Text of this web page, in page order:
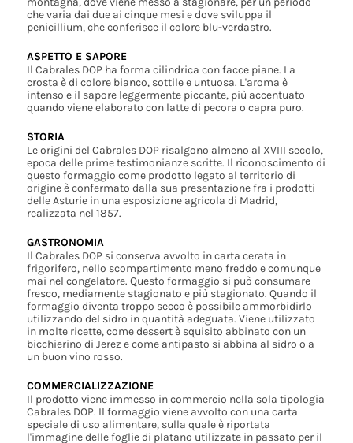
che varia dai due ai cinque mesi e dove sviluppa il
penicillium, che conferisce il colore blu-verdastro.
ASPETTO E SAPORE
Il Cabrales DOP ha forma cilindrica con facce piane. La
crosta è di colore bianco, sottile e untuosa. L'aroma è
intenso e il sapore leggermente piccante, più accentuato
quando viene elaborato con latte di pecora o capra puro.
STORIA
Le origini del Cabrales DOP risalgono almeno al XVIII secolo,
epoca delle prime testimonianze scritte. Il riconoscimento di
questo formaggio come prodotto legato al territorio di
origine è confermato dalla sua presentazione fra i prodotti
delle Asturie in una esposizione agricola di Madrid,
realizzata nel 1857.
GASTRONOMIA
Il Cabrales DOP si conserva avvolto in carta cerata in
frigorifero, nello scompartimento meno freddo e comunque
mai nel congelatore. Questo formaggio si può consumare
fresco, mediamente stagionato e più stagionato. Quando il
formaggio diventa troppo secco è possibile ammorbidirlo
utilizzando del sidro in quantità adeguata. Viene utilizzato
in molte ricette, come dessert è squisito abbinato con un
bicchierino di Jerez e come antipasto si abbina al sidro o a
un buon vino rosso.
COMMERCIALIZZAZIONE
Il prodotto viene immesso in commercio nella sola tipologia
Cabrales DOP. Il formaggio viene avvolto con una carta
speciale di uso alimentare, sulla quale è riportata
l'immagine delle foglie di platano utilizzate in passato per il